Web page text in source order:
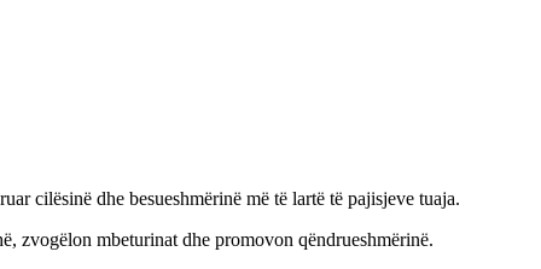
cilësinë dhe besueshmërinë më të lartë të pajisjeve tuaja.
zvogëlon mbeturinat dhe promovon qëndrueshmërinë.